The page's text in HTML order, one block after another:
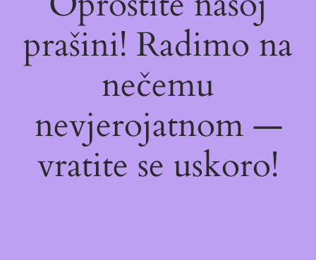
prašini! Radimo na
nečemu
nevjerojatnom —
vratite se uskoro!